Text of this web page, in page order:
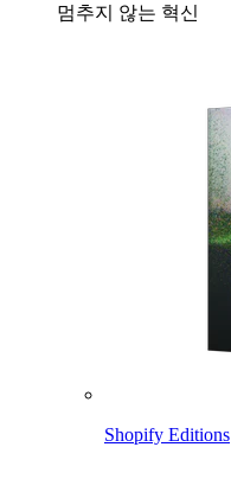
멈추지 않는 혁신
Shopify Editions